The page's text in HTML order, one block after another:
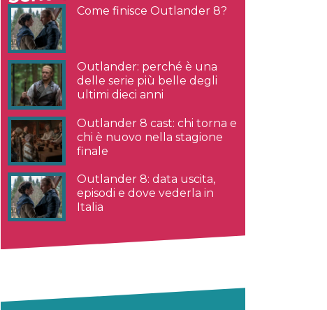
Come finisce Outlander 8?
Outlander: perché è una
delle serie più belle degli
ultimi dieci anni
Outlander 8 cast: chi torna e
chi è nuovo nella stagione
finale
Outlander 8: data uscita,
episodi e dove vederla in
Italia